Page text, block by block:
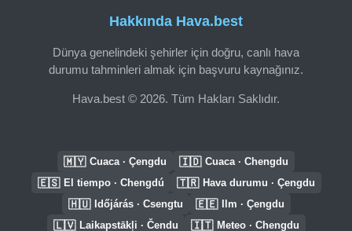
Hakkında Hava.best
Dünya genelindeki şehirler için doğru, canlı hava
durumu tahminleri almak için başvuru kaynağınız.
Hava.best © 2026. Tüm Hakları Saklıdır.
🇲🇾 Cuaca · Çengdu 🇮🇩 Cuaca · Chengdu
🇪🇸 El tiempo · Chengdú 🇹🇷 Hava durumu · Çengdu
🇭🇺 Időjárás · Csengtu 🇪🇪 Ilm · Çengdu
🇱🇻 Laikapstākļi · Čendu 🇮🇹 Meteo · Chengdu